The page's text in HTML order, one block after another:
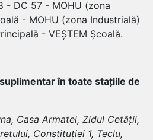
- DC 57 - MOHU (zona
- MOHU (zona Industrială)
- VEȘTEM Școală.
în toate stațiile de
Casa Armatei, Zidul Cetății,
Constituției 1, Teclu,